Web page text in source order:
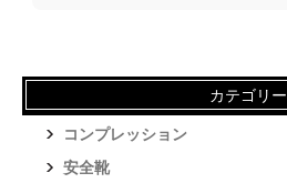
カテゴリー
コンプレッション
安全靴